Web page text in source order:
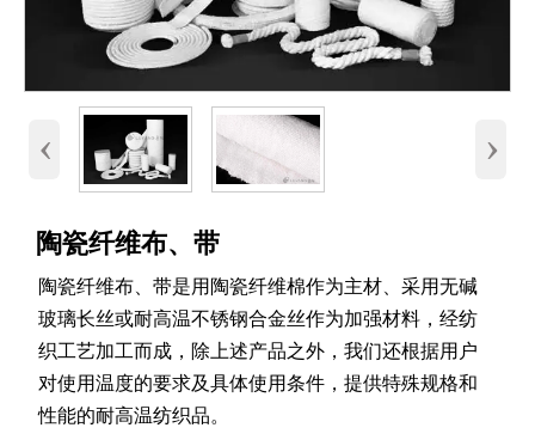
‹ ›
陶瓷纤维布、带
陶瓷纤维布、带是用陶瓷纤维棉作为主材、采用无碱
玻璃长丝或耐高温不锈钢合金丝作为加强材料，经纺
织工艺加工而成，除上述产品之外，我们还根据用户
对使用温度的要求及具体使用条件，提供特殊规格和
性能的耐高温纺织品。